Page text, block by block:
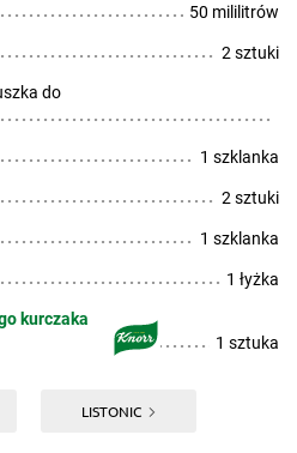
50 mililitrów
2 sztuki
do
1 szklanka
2 sztuki
1 szklanka
1 łyżka
kurczaka
1 sztuka
LISTONIC